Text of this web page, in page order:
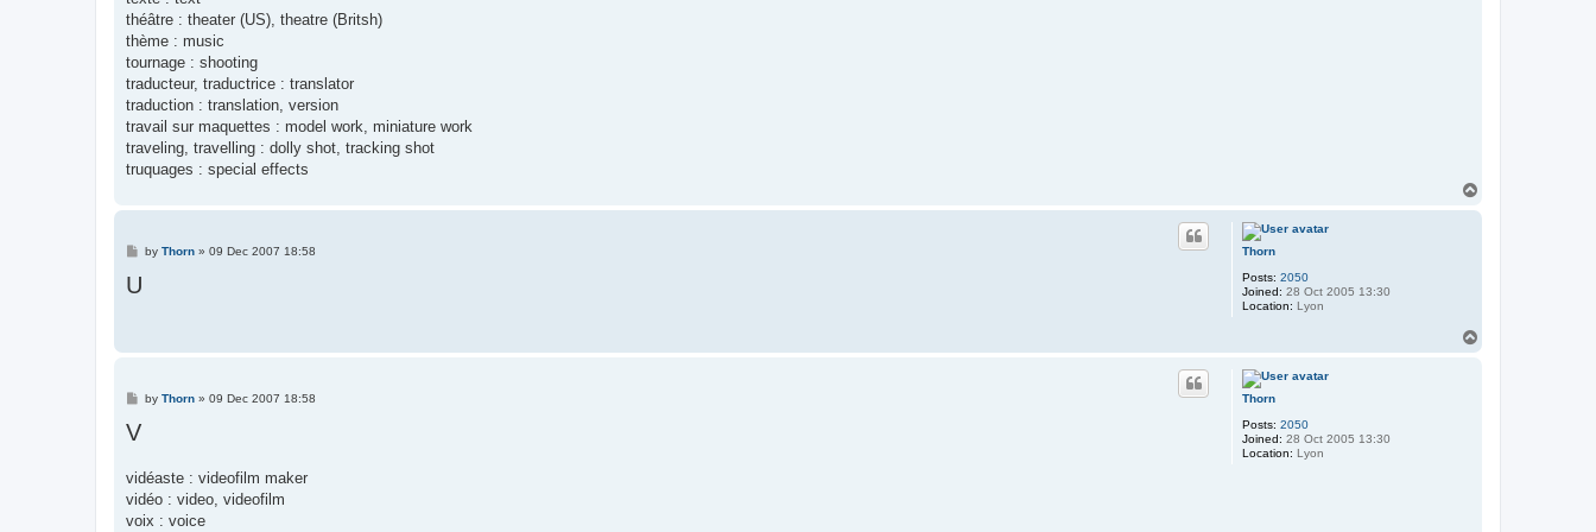
théâtre : theater (US), theatre (Britsh)
thème : music
tournage : shooting
traducteur, traductrice : translator
traduction : translation, version
travail sur maquettes : model work, miniature work
traveling, travelling : dolly shot, tracking shot
truquages : special effects
Thorn
Posts: 2050
Joined: 28 Oct 2005 13:30
Location: Lyon
P
s
t
by Thorn» 09 Dec 2007 18:58
U
Thorn
Posts: 2050
Joined: 28 Oct 2005 13:30
Location: Lyon
P
s
by Thorn» 09 Dec 2007 18:58
V
vidéaste : videofilm maker
vidéo : video, videofilm
voix : voice